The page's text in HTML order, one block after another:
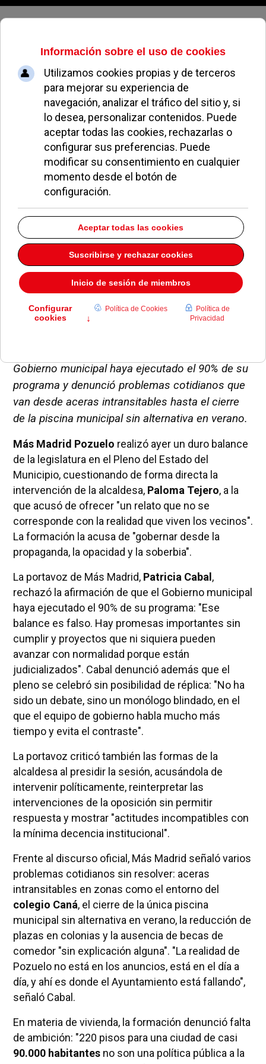
Sábado, 08 de agosto de 2026
Más Madrid Pozuelo cuestiona el
balance de legislatura de la
alcaldesa
MIGUEL MUÑOZ POLÍTICA 22 JUNIO 2026
Gobierno municipal haya ejecutado el 90% de su
programa y denunció problemas cotidianos que
van desde aceras intransitables hasta el cierre
de la piscina municipal sin alternativa en verano.
Más Madrid Pozuelo realizó ayer un duro balance
de la legislatura en el Pleno del Estado del
Municipio, cuestionando de forma directa la
intervención de la alcaldesa, Paloma Tejero, a la
que acusó de ofrecer "un relato que no se
corresponde con la realidad que viven los vecinos".
La formación la acusa de "gobernar desde la
propaganda, la opacidad y la soberbia".
La portavoz de Más Madrid, Patricia Cabal,
rechazó la afirmación de que el Gobierno municipal
haya ejecutado el 90% de su programa: "Ese
balance es falso. Hay promesas importantes sin
cumplir y proyectos que ni siquiera pueden
avanzar con normalidad porque están
judicializados". Cabal denunció además que el
pleno se celebró sin posibilidad de réplica: "No ha
sido un debate, sino un monólogo blindado, en el
que el equipo de gobierno habla mucho más
tiempo y evita el contraste".
La portavoz criticó también las formas de la
alcaldesa al presidir la sesión, acusándola de
intervenir políticamente, reinterpretar las
intervenciones de la oposición sin permitir
respuesta y mostrar "actitudes incompatibles con
la mínima decencia institucional".
Frente al discurso oficial, Más Madrid señaló varios
problemas cotidianos sin resolver: aceras
intransitables en zonas como el entorno del
colegio Caná, el cierre de la única piscina
municipal sin alternativa en verano, la reducción de
plazas en colonias y la ausencia de becas de
comedor "sin explicación alguna". "La realidad de
Pozuelo no está en los anuncios, está en el día a
día, y ahí es donde el Ayuntamiento está fallando",
señaló Cabal.
En materia de vivienda, la formación denunció falta
de ambición: "220 pisos para una ciudad de casi
90.000 habitantesno son una política pública a la